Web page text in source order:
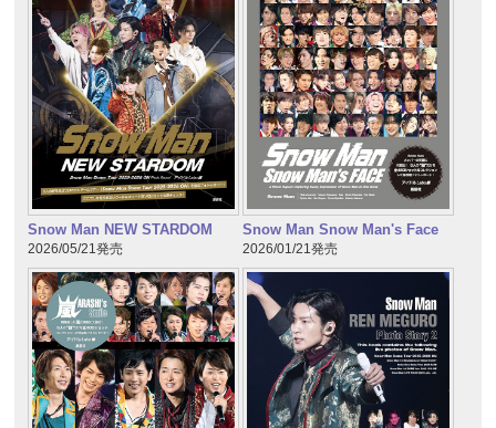
Snow Man NEW STARDOM
2026/05/21発売
Snow Man Snow Man's Face
2026/01/21発売